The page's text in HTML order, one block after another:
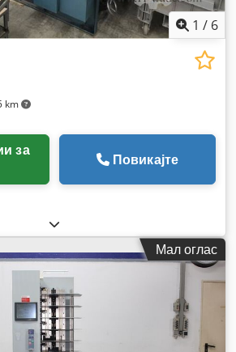
1 / 6
km
Повикајте
Мал оглас